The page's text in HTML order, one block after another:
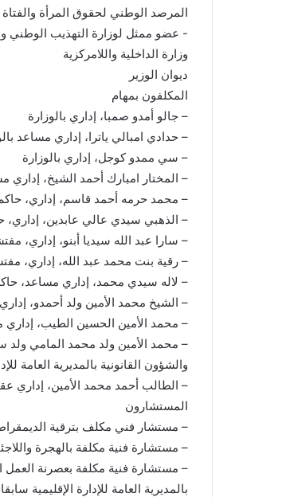
المرصد الوطني لحقوق المرأة والفتاة
وزارة الداخلية واللامركزية
ديوان الوزير
المكلفون بمهام
– جالو أمدو صمبا، إداري بالوزارة
– حدادي امبالي ياترا، إداري مساعد
– سي ممدو كوجل، إداري بالوزارة
– المختار امبارك أحمد الشيخ، إداري
– محمد حرمه أحمد قاسم، إداري،
– الذهبي سيدي عالي عابدين، إداري،
– سارا عبد الله سيديا أبنو، إداري،
– رقية بنت محمد عبد الله، إداري،
– لاله سيدي محمد، إداري مساعد،
– الشيخ محمد الأمين ولد أحمدو،
– محمد الأمين الحسين الطيب، إداري
– محمد الأمين ولد محمد المامي ولد
والشؤون القانونية بالمديرية العامة
– الطالب أحمد محمد الأمين، إداري
المستشارون
– مستشار فني مكلف بترقية
– مستشارة فنية مكلفة بالهجرة
– مستشارة فنية مكلفة بعصرنة العمل
بالمديرية العامة للإدارة الإقليمية سابقا